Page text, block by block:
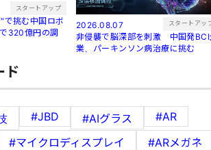
スタートアップ
で挑む中国ロボ
320億円の調
2026.08.07 スタートアッ
非侵襲で脳深部を刺激 中国発BCI
業、パーキンソン病治療に挑む
ド
#JBD #AIグラス
#AR
#マイクロディスプレイ
#ARメガネ